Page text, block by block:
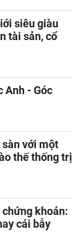
siêu giàu
tài sản, cổ
Anh - Góc
sàn với một
thế thống trị
khoán:
cái bẫy